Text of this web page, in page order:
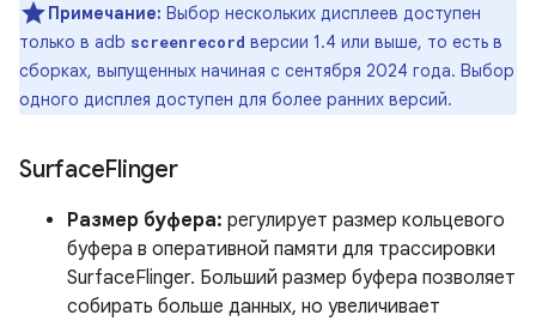
Примечание: Выбор нескольких дисплеев доступен
только в adb screenrecord версии 1.4 или выше, то есть в
сборках, выпущенных начиная с сентября 2024 года. Выбор
одного дисплея доступен для более ранних версий.
SurfaceFlinger
Размер буфера: регулирует размер кольцевого
буфера в оперативной памяти для трассировки
SurfaceFlinger. Больший размер буфера позволяет
собирать больше данных, но увеличивает